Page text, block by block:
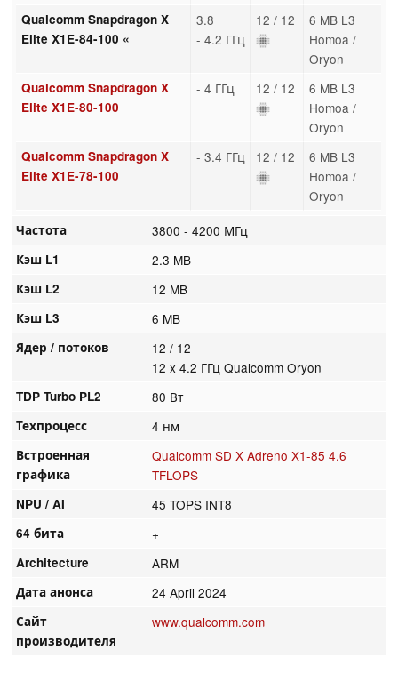
Qualcomm Snapdragon X
Elite X1E-84-100 «
3.8
- 4.2 ГГц
12 / 12
6 MB L3
Homoa /
Oryon
Qualcomm Snapdragon X
Elite X1E-80-100
- 4 ГГц 12 / 12
6 MB L3
Homoa /
Oryon
Qualcomm Snapdragon X
Elite X1E-78-100
- 3.4 ГГц 12 / 12
6 MB L3
Homoa /
Oryon
Частота 3800 - 4200 МГц
Кэш L1 2.3 MB
Кэш L2 12 MB
Кэш L3 6 MB
Ядер / потоков
12 / 12
12 x 4.2 ГГц Qualcomm Oryon
TDP Turbo PL2 80 Вт
Техпроцесс 4 нм
Встроенная
графика
Qualcomm SD X Adreno X1-85 4.6
TFLOPS
NPU / AI 45 TOPS INT8
64 бита +
Architecture ARM
Дата анонса 24 April 2024
Сайт
производителя
www.qualcomm.com